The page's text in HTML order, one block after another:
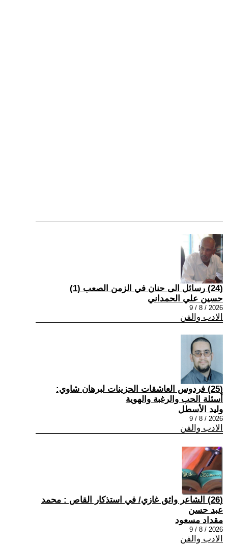
(24) رسائل الى حنان في الزمن الصعب (1)
حسين علي الحمداني
2026 / 8 / 9
الادب والفن
(25) فردوس العاشقات الحزينات لبرهان شاوي:
أسئلة الحب والرغبة والهوية
وليد الأسطل
2026 / 8 / 9
الادب والفن
(26) الشاعر واثق غازي/ في استذكار القاص : محمد
عبد حسن
مقداد مسعود
2026 / 8 / 9
الادب والفن